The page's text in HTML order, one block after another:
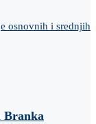
osnovnih i srednjih
Branka